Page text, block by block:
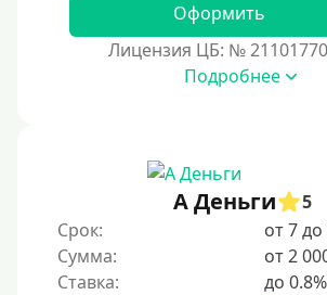
Оформить
Лицензия ЦБ: №
Подробнее
А Деньги
5
Срок:
от 7
Сумма:
от 2
Ставка:
до 0.8%